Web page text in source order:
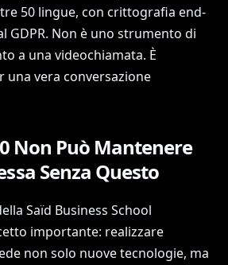
50 lingue, con crittografia end-
GDPR. Non è uno strumento di
a una videochiamata. È
vera conversazione
Non Può Mantenere
Senza Questo
Saïd Business School
importante: realizzare
non solo nuove tecnologie, ma